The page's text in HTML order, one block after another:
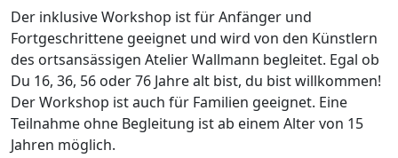
Der inklusive Workshop ist für Anfänger und
Fortgeschrittene geeignet und wird von den Künstlern
des ortsansässigen Atelier Wallmann begleitet. Egal ob
Du 16, 36, 56 oder 76 Jahre alt bist, du bist willkommen!
Der Workshop ist auch für Familien geeignet. Eine
Teilnahme ohne Begleitung ist ab einem Alter von 15
Jahren möglich.